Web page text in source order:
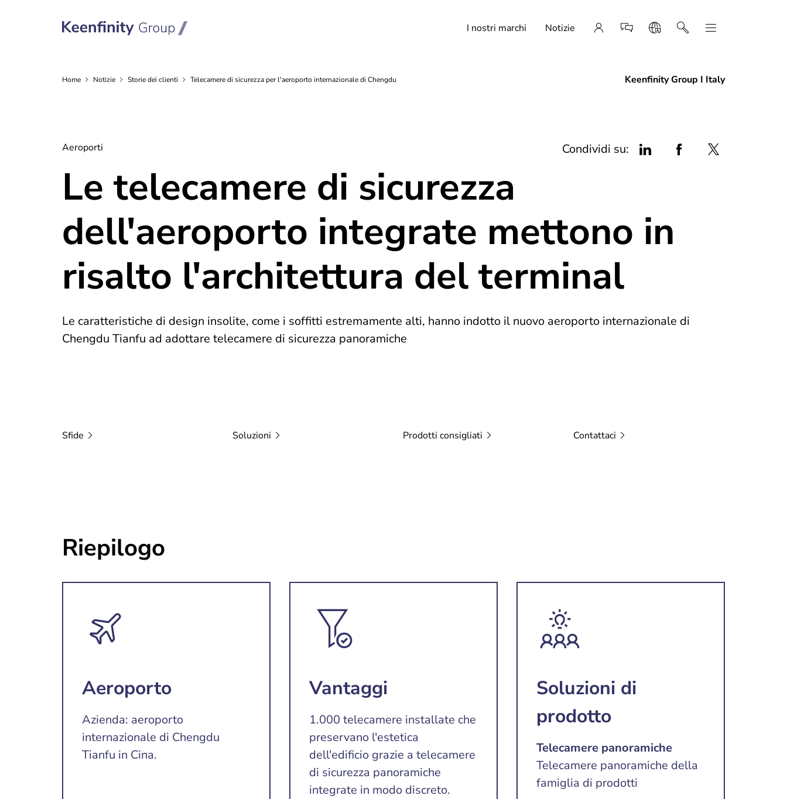
I nostri marchi Notizie
Home Notizie Storie dei clienti Telecamere di sicurezza per l'aeroporto internazionale di Chengdu Keenfinity Group I Italy
Aeroporti Condividi su:
Le telecamere di sicurezza
dell'aeroporto integrate mettono in
risalto l'architettura del terminal
Le caratteristiche di design insolite, come i soffitti estremamente alti, hanno indotto il nuovo aeroporto internazionale di
Chengdu Tianfu ad adottare telecamere di sicurezza panoramiche
Sfide Soluzioni Prodotti consigliati Contattaci
Riepilogo
Aeroporto
Azienda: aeroporto
internazionale di Chengdu
Tianfu in Cina.
Vantaggi
1.000 telecamere installate che
preservano l'estetica
dell'edificio grazie a telecamere
di sicurezza panoramiche
integrate in modo discreto.
Soluzioni di
prodotto
Telecamere panoramiche
Telecamere panoramiche della
famiglia di prodotti